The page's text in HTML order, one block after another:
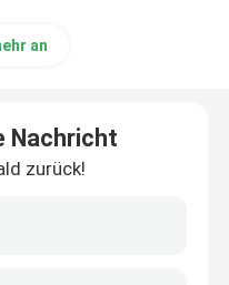
an
Nachricht
zurück!